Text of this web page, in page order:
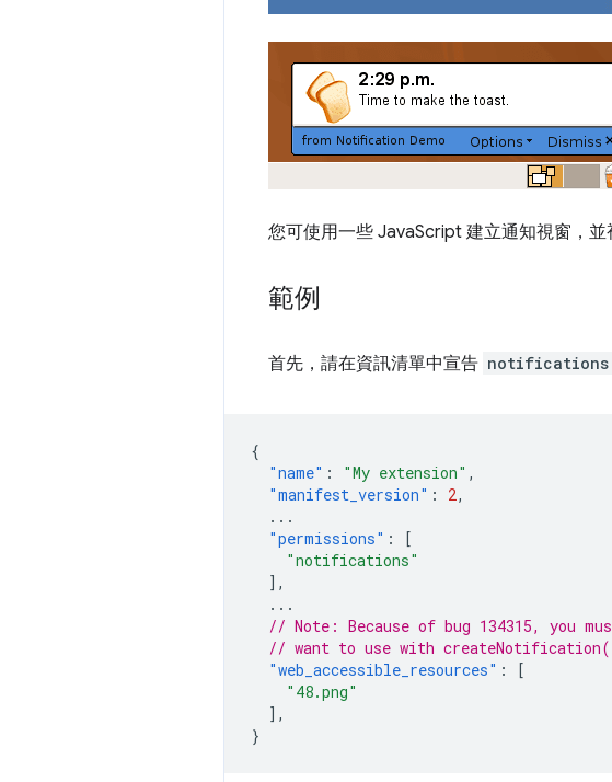
您可使用一些 JavaScript 建立通知視窗，並
範例
首先，請在資訊清單中宣告 notifications
{
"name" : "My extension" ,
"manifest_version" : 2,
...
"permissions" :
[
"notifications"
],
...
// Note: Because of bug 134315, you
// want to use with
"web_accessible_resources" :
[
"48.png"
],
}